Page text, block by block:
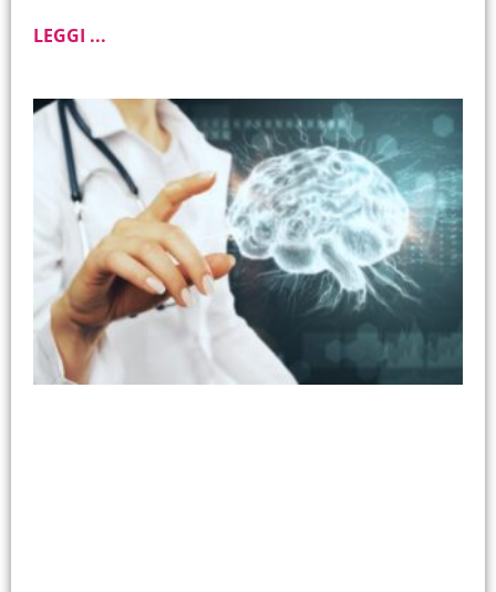
LEGGI ...